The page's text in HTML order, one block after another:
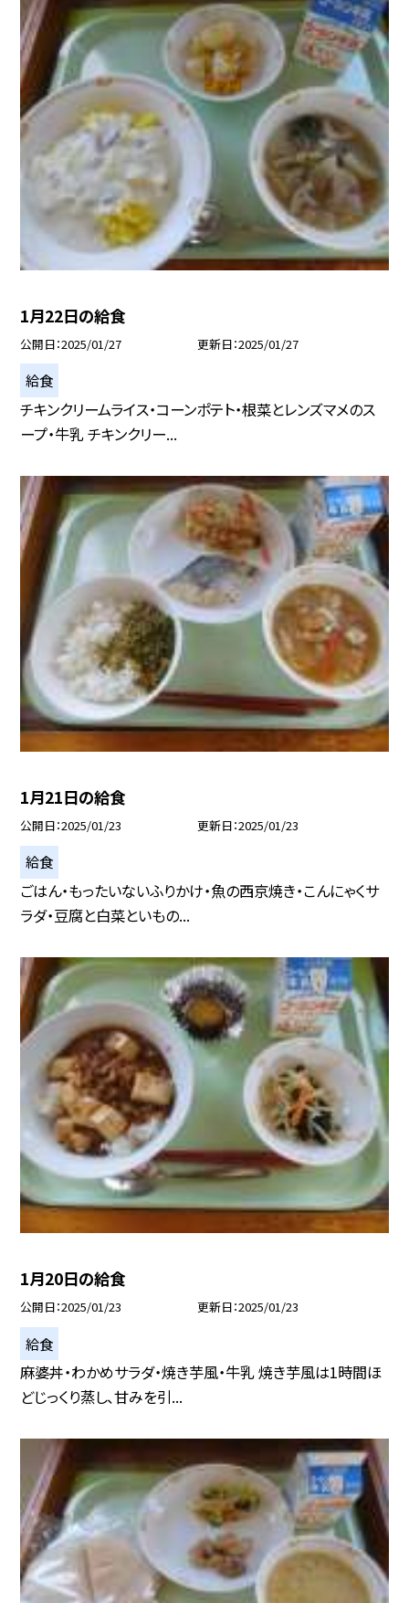
1月22日の給食
公開日 2025/01/27 更新日 2025/01/27
給食
チキンクリームライス・コーンポテト・根菜とレンズマメのス
ープ・牛乳 チキンクリー...
1月21日の給食
公開日 2025/01/23 更新日 2025/01/23
給食
ごはん・もったいないふりかけ・魚の西京焼き・こんにゃくサ
ラダ・豆腐と白菜といもの...
1月20日の給食
公開日 2025/01/23 更新日 2025/01/23
給食
麻婆丼・わかめサラダ・焼き芋風・牛乳 焼き芋風は1時間ほ
どじっくり蒸し、甘みを引...